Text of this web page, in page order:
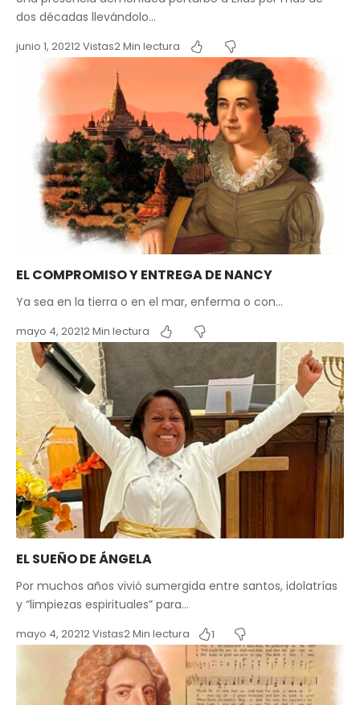
dos décadas llevándolo…
junio 1, 20212 Vistas2 Min lectura
EL COMPROMISO Y ENTREGA DE NANCY
Ya sea en la tierra o en el mar, enferma o con…
mayo 4, 20212 Min lectura
EL SUEÑO DE ÁNGELA
Por muchos años vivió sumergida entre santos, idolatrías
y “limpiezas espirituales” para…
mayo 4, 20212 Vistas2 Min lectura 1